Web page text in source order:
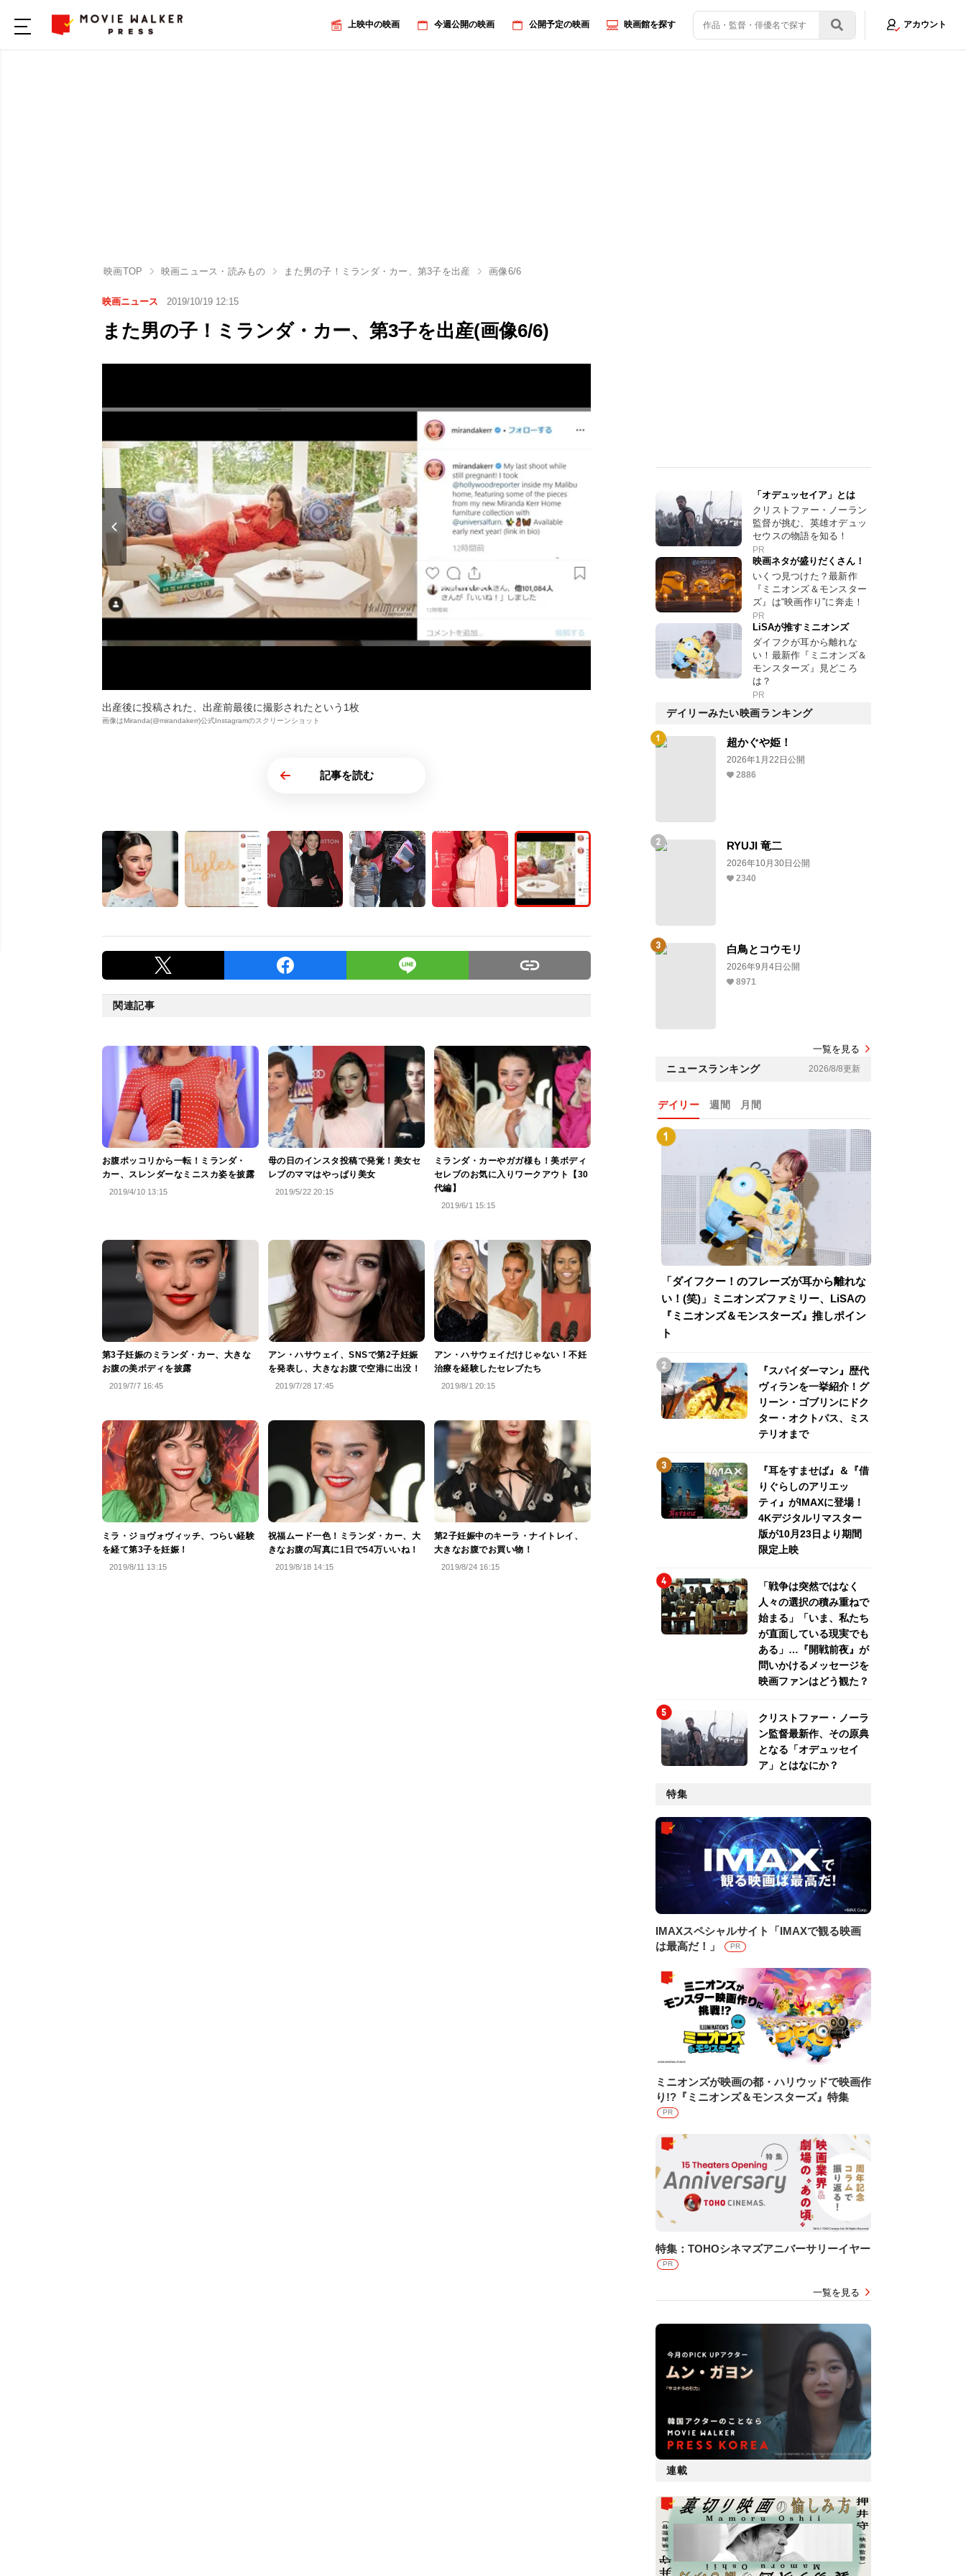
上映中の映画 今週公開の映画 公開予定の映画 映画館を探す アカウント
映画TOP 映画ニュース・読みもの また男の子！ミランダ・カー、第3子を出産 画像6/6
映画ニュース 2019/10/19 12:15
また男の子！ミランダ・カー、第3子を出産(画像6/6)
出産後に投稿された、出産前最後に撮影されたという1枚
画像はMiranda(@mirandakerr)公式Instagramのスクリーンショット
記事を読む
関連記事
お腹ポッコリから一転！ミランダ・
カー、スレンダーなミニスカ姿を披露
2019/4/10 13:15
母の日のインスタ投稿で発覚！美女セ
レブのママはやっぱり美女
2019/5/22 20:15
ミランダ・カーやガガ様も！美ボディ
セレブのお気に入りワークアウト【30
代編】
2019/6/1 15:15
第3子妊娠のミランダ・カー、大きな
お腹の美ボディを披露
2019/7/7 16:45
アン・ハサウェイ、SNSで第2子妊娠
を発表し、大きなお腹で空港に出没！
2019/7/28 17:45
アン・ハサウェイだけじゃない！不妊
治療を経験したセレブたち
2019/8/1 20:15
ミラ・ジョヴォヴィッチ、つらい経験
を経て第3子を妊娠！
2019/8/11 13:15
祝福ムード一色！ミランダ・カー、大
きなお腹の写真に1日で54万いいね！
2019/8/18 14:15
第2子妊娠中のキーラ・ナイトレイ、
大きなお腹でお買い物！
2019/8/24 16:15
「オデュッセイア」とは
クリストファー・ノーラン
監督が挑む、英雄オデュッ
セウスの物語を知る！
PR
映画ネタが盛りだくさん！
いくつ見つけた？最新作
『ミニオンズ＆モンスター
ズ』は“映画作り”に奔走！
PR
LiSAが推すミニオンズ
ダイフクが耳から離れな
い！最新作『ミニオンズ＆
モンスターズ』見どころ
は？
PR
デイリーみたい映画ランキング
超かぐや姫！
2026年1月22日公開
2886
RYUJI 竜二
2026年10月30日公開
2340
白鳥とコウモリ
2026年9月4日公開
8971
一覧を見る
ニュースランキング 2026/8/8更新
デイリー 週間 月間
「ダイフクー！のフレーズが耳から離れな
い！(笑)」ミニオンズファミリー、LiSAの
『ミニオンズ＆モンスターズ』推しポイン
ト
『スパイダーマン』歴代
ヴィランを一挙紹介！グ
リーン・ゴブリンにドク
ター・オクトパス、ミス
テリオまで
『耳をすませば』＆『借
りぐらしのアリエッ
ティ』がIMAXに登場！
4Kデジタルリマスター
版が10月23日より期間
限定上映
「戦争は突然ではなく
人々の選択の積み重ねで
始まる」「いま、私たち
が直面している現実でも
ある」…『開戦前夜』が
問いかけるメッセージを
映画ファンはどう観た？
クリストファー・ノーラ
ン監督最新作、その原典
となる「オデュッセイ
ア」とはなにか？
特集
IMAXスペシャルサイト「IMAXで観る映画
は最高だ！」
PR
ミニオンズが映画の都・ハリウッドで映画作
り!?『ミニオンズ＆モンスターズ』特集
PR
特集：TOHOシネマズアニバーサリーイヤー
PR
一覧を見る
連載